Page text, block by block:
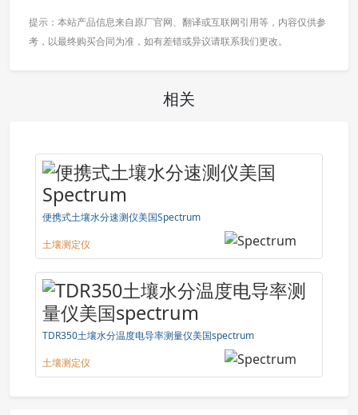
提示：本站产品信息来自原厂官网、翻译或互联网引用等，内容仅供参
考，以最终购买合同为准，如有差错或异议请联系我们更改。
相关
便携式土壤水分速测仪美国Spectrum
土壤测定仪
TDR350土壤水分温度电导率测量仪美国spectrum
土壤测定仪